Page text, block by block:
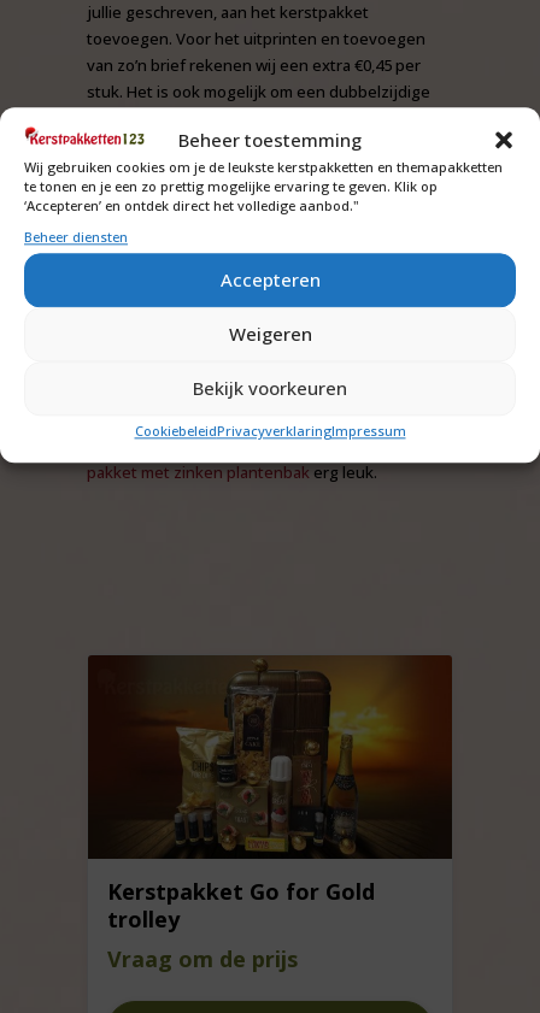
Beheer toestemming
Wij gebruiken cookies om je de leukste kerstpakketten en themapakketten
te tonen en je een zo prettig mogelijke ervaring te geven. Klik op
‘Accepteren’ en ontdek direct het volledige aanbod."
Beheer diensten
Accepteren
Weigeren
Bekijk voorkeuren
CookiebeleidPrivacyverklaringImpressum
jullie geschreven, aan het kerstpakket
toevoegen. Voor het uitprinten en toevoegen
van zo’n brief rekenen wij een extra €0,45 per
stuk. Het is ook mogelijk om een dubbelzijdige
om aan het pakket toe te voegen. heeft u hier
interesse in, neem dancontactmet ons op voor
de mogelijkheden en prijzen.
De prijzen zijn excl. b.t.w. en eventueel
verzendkosten.
Artikelen kunnen uitverkocht raken.
je planten op of in kan zetten, is ditPlant Plezier
pakket met zinken plantenbak erg leuk.
Kerstpakket Go for Gold
trolley
Vraag om de prijs